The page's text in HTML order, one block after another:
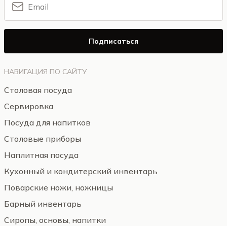
НАВИГАЦИЯ ПО САЙТУ
Столовая посуда
Сервировка
Посуда для напитков
Столовые приборы
Наплитная посуда
Кухонный и кондитерский инвентарь
Поварские ножи, ножницы
Барный инвентарь
Сиропы, основы, напитки
Подписаться